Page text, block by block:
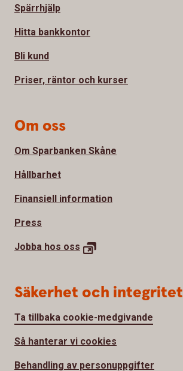
Spärrhjälp
Hitta bankkontor
Bli kund
Priser, räntor och kurser
Om oss
Om Sparbanken Skåne
Hållbarhet
Finansiell information
Press
Jobba hos oss
Säkerhet och integritet
Ta tillbaka cookie-medgivande
Så hanterar vi cookies
Behandling av personuppgifter